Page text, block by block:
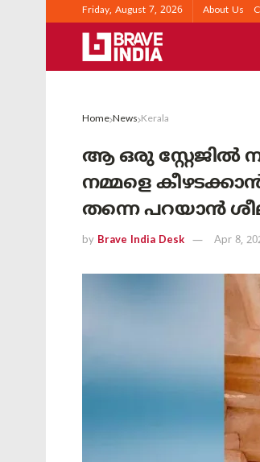
Friday, August 7, 2026 About Us
Home News Kerala
ആ ഒരു സ്റ്റേജിൽ
നമ്മളെ കീഴടക്കാൻ
തന്നെ പറയാൻ
by Brave India Desk Apr 8,